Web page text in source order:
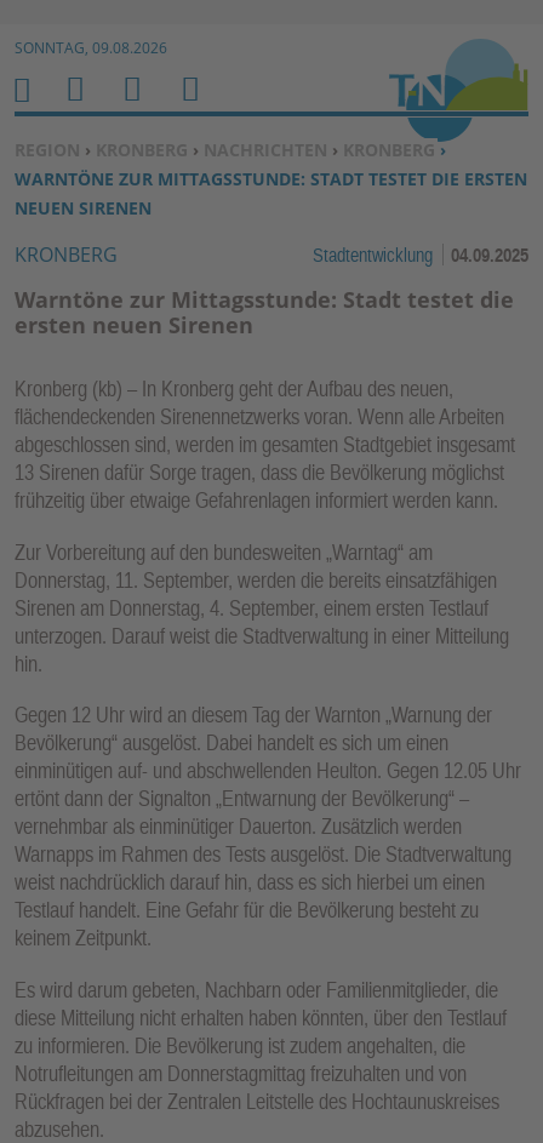
Zum Inhalt springen ↓
SONNTAG, 09.08.2026
SIE BEFINDEN SICH HIER:
REGION › KRONBERG › NACHRICHTEN › KRONBERG›
WARNTÖNE ZUR MITTAGSSTUNDE: STADT TESTET DIE ERSTEN
NEUEN SIRENEN
KRONBERG Stadtentwicklung 04.09.2025
Warntöne zur Mittagsstunde: Stadt testet die
ersten neuen Sirenen
Kronberg (kb) – In Kronberg geht der Aufbau des neuen,
flächendeckenden Sirenennetzwerks voran. Wenn alle Arbeiten
abgeschlossen sind, werden im gesamten Stadtgebiet insgesamt
13 Sirenen dafür Sorge tragen, dass die Bevölkerung möglichst
frühzeitig über etwaige Gefahrenlagen informiert werden kann.
Zur Vorbereitung auf den bundesweiten „Warntag“ am
Donnerstag, 11. September, werden die bereits einsatzfähigen
Sirenen am Donnerstag, 4. September, einem ersten Testlauf
unterzogen. Darauf weist die Stadtverwaltung in einer Mitteilung
hin.
Gegen 12 Uhr wird an diesem Tag der Warnton „Warnung der
Bevölkerung“ ausgelöst. Dabei handelt es sich um einen
einminütigen auf- und abschwellenden Heulton. Gegen 12.05 Uhr
ertönt dann der Signalton „Entwarnung der Bevölkerung“ –
vernehmbar als einminütiger Dauerton. Zusätzlich werden
Warnapps im Rahmen des Tests ausgelöst. Die Stadtverwaltung
weist nachdrücklich darauf hin, dass es sich hierbei um einen
Testlauf handelt. Eine Gefahr für die Bevölkerung besteht zu
keinem Zeitpunkt.
Es wird darum gebeten, Nachbarn oder Familienmitglieder, die
diese Mitteilung nicht erhalten haben könnten, über den Testlauf
zu informieren. Die Bevölkerung ist zudem angehalten, die
Notrufleitungen am Donnerstagmittag freizuhalten und von
Rückfragen bei der Zentralen Leitstelle des Hochtaunuskreises
abzusehen.
H
O
M
E
M
E
N
U
S
U
C
H
B
E
N
E
R
U
N
K
TI
O
N
E
N